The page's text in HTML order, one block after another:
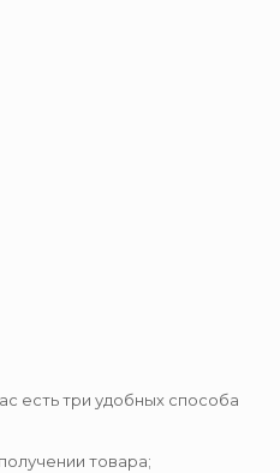
есть три удобных способа
товара;